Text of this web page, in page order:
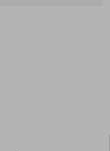
libro de viajes